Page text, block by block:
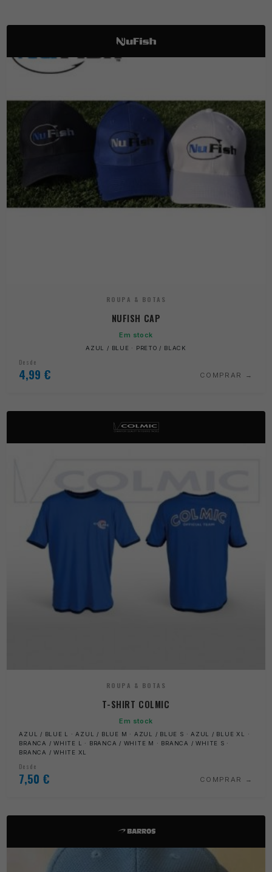
ROUPA & BOTAS
NUFISH CAP
Em stock
AZUL / BLUE · PRETO / BLACK
Desde
4,99 € COMPRAR
ROUPA & BOTAS
T-SHIRT COLMIC
Em stock
AZUL / BLUE L · AZUL / BLUE M · AZUL / BLUE S · AZUL / BLUE XL ·
BRANCA / WHITE L · BRANCA / WHITE M · BRANCA / WHITE S ·
BRANCA / WHITE XL
Desde
7,50 € COMPRAR